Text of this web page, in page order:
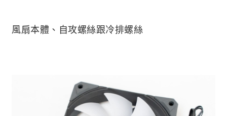
風扇本體、自攻螺絲跟冷排螺絲